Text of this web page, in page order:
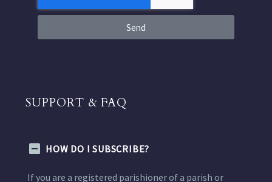
Send
SUPPORT & FAQ
HOW DO I SUBSCRIBE?
If you are a registered parishioner of a parish or